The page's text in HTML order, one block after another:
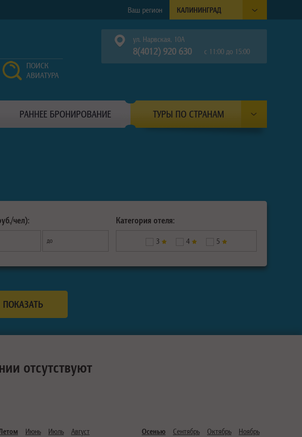
КАЛИНИНГРАД
Ваш регион
ТУРЫ ПО СТРАНАМ
ПОИСК
АВИАТУРА
ул. Нарвская, 10А
с 11:00 до 15:00
8(4012) 920 630
РАННЕЕ БРОНИРОВАНИЕ
чел):
до
Категория отеля:
3 4 5
отсутствуют
Июнь Июль Август Осенью Сентябрь Октябрь Ноябрь